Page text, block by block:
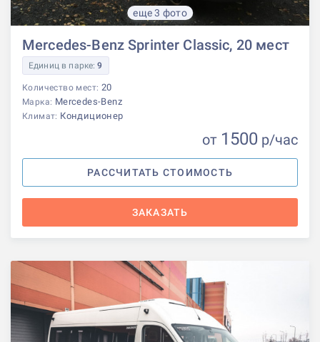
еще 3 фото
Mercedes-Benz Sprinter Classic, 20 мест
Единиц в парке:9
Количество мест: 20
Марка: Mercedes-Benz
Климат: Кондиционер
от 1500 р/час
РАССЧИТАТЬ СТОИМОСТЬ
ЗАКАЗАТЬ